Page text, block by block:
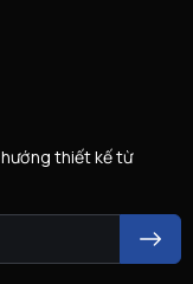
thiết kế từ